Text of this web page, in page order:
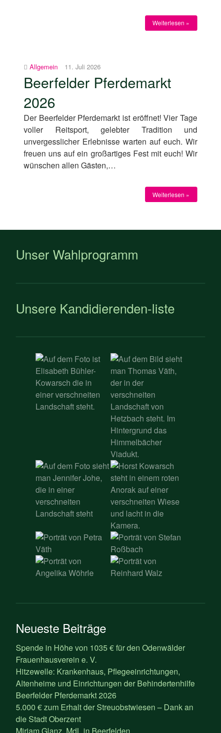
Weiterlesen »
Allgemein 11. Juli 2026
Beerfelder Pferdemarkt
2026
Der Beerfelder Pferdemarkt ist eröffnet! Vier Tage
voller Reitsport, gelebter Tradition und
unvergesslicher Erlebnisse warten auf euch. Wir
freuen uns auf ein großartiges Fest mit euch! Wir
wünschen allen Gästen,…
Weiterlesen »
Unser Wahlprogramm
Unsere Kandidierenden-liste
Neueste Beiträge
Spende in Höhe von 1035 € für den Odenwälder
Frauenhausverein e. V.
Hitzewelle: Krankenhaus, Pflegeeinrichtungen,
Altenheime und Einrichtungen der Behindertenhilfe
Beerfelder Pferdemarkt 2026
5.000 € zum Erhalt der Streuobstwiesen – Dank an
die Stadt Oberzent